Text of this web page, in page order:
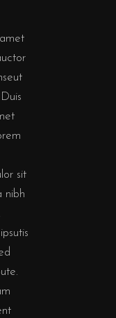
sit
nibh